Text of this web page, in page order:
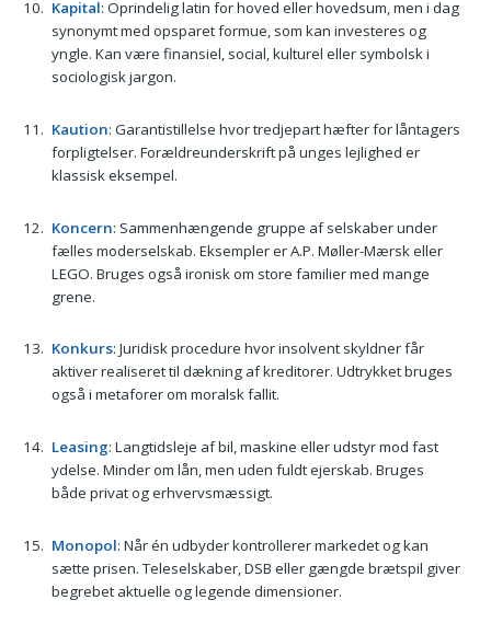
Kapital: Oprindelig latin for hoved eller hovedsum, men i dag
synonymt med opsparet formue, som kan investeres og
yngle. Kan være finansiel, social, kulturel eller symbolsk i
sociologisk jargon.
Kaution: Garantistillelse hvor tredjepart hæfter for låntagers
forpligtelser. Forældreunderskrift på unges lejlighed er
klassisk eksempel.
Koncern: Sammenhængende gruppe af selskaber under
fælles moderselskab. Eksempler er A.P. Møller-Mærsk eller
LEGO. Bruges også ironisk om store familier med mange
grene.
Konkurs: Juridisk procedure hvor insolvent skyldner får
aktiver realiseret til dækning af kreditorer. Udtrykket bruges
også i metaforer om moralsk fallit.
Leasing: Langtidsleje af bil, maskine eller udstyr mod fast
ydelse. Minder om lån, men uden fuldt ejerskab. Bruges
både privat og erhvervsmæssigt.
Monopol: Når én udbyder kontrollerer markedet og kan
sætte prisen. Teleselskaber, DSB eller gængde brætspil giver
begrebet aktuelle og legende dimensioner.